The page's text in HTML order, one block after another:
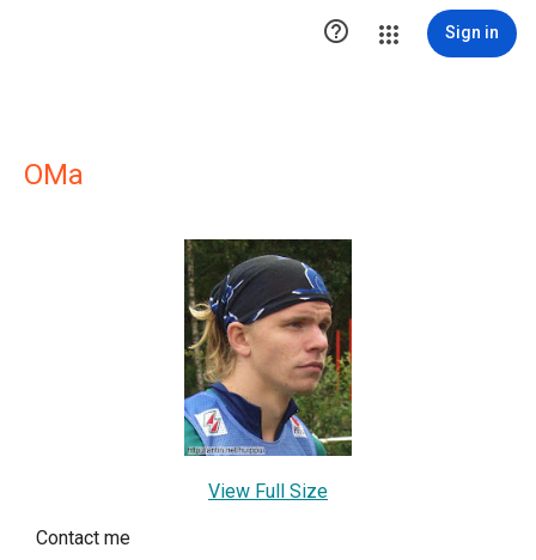
 Sign in
OMa
View Full Size
Contact me